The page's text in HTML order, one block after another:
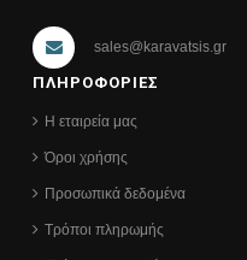
sales@karavatsis.gr
ΠΛΗΡΟΦΟΡΙΕΣ
Η εταιρεία μας
Όροι χρήσης
Προσωπικά δεδομένα
Τρόποι πληρωμής